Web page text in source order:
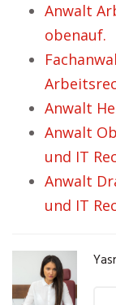
Anwalt
obenauf.
Anwalt
Anwalt
und IT
Anwalt
und IT